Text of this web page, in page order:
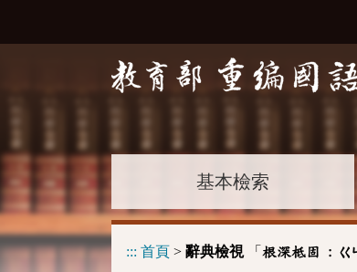
基本檢索
::: 首頁 > 辭典檢視「 根深柢固 : ㄍ